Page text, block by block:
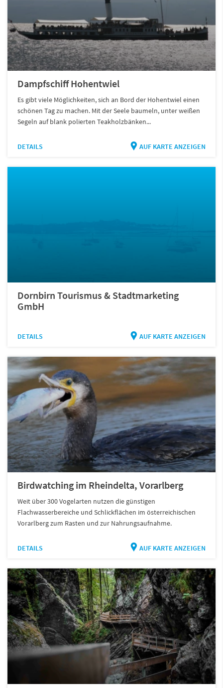
Dampfschiff Hohentwiel
Es gibt viele Möglichkeiten, sich an Bord der Hohentwiel einen
schönen Tag zu machen. Mit der Seele baumeln, unter weißen
Segeln auf blank polierten Teakholzbänken...
DETAILS AUF KARTE ANZEIGEN
Dornbirn Tourismus & Stadtmarketing
GmbH
DETAILS AUF KARTE ANZEIGEN
Birdwatching im Rheindelta, Vorarlberg
Weit über 300 Vogelarten nutzen die günstigen
Flachwasserbereiche und Schlickflächen im österreichischen
Vorarlberg zum Rasten und zur Nahrungsaufnahme.
DETAILS AUF KARTE ANZEIGEN